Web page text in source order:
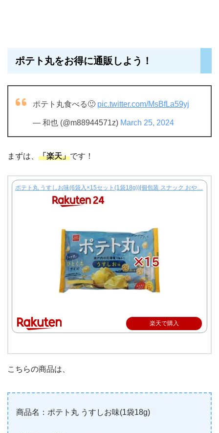
ポテト丸をお得に通販しよう！
ポテト丸食べる🙂 pic.twitter.com/MsBfLa59yj
— 和也 (@m88944571z) March 25, 2024
まずは、 「楽天」です！
ポテト丸 うすしお味(6袋入×15セット(1袋18g))[個包装 スナック おや…
楽天で購入
こちらの商品は、
商品名：ポテト丸 うすしお味(1袋18g)